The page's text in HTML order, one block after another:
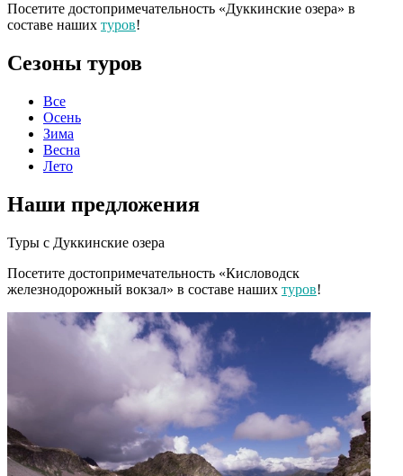
Посетите достопримечательность «Дуккинские озера» в
составе наших туров!
Сезоны туров
Все
Осень
Зима
Весна
Лето
Наши предложения
Туры с Дуккинские озера
Посетите достопримечательность «Кисловодск
железнодорожный вокзал» в составе наших туров!